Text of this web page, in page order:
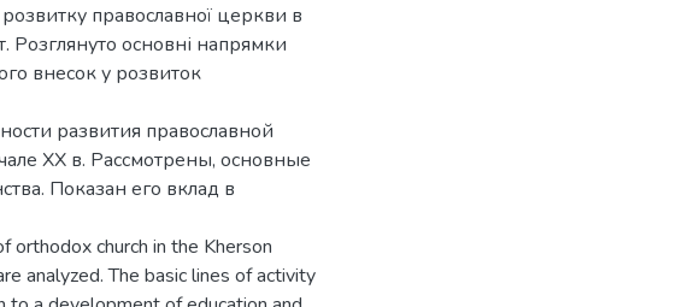
розвитку православної церкви в
Розглянуто основні напрямки
внесок у розвиток
развития православной
XX в. Рассмотрены, основные
Показан его вклад в
church in the Kherson
analyzed. The basic lines of activity